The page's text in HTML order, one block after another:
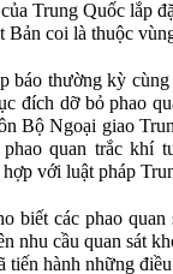
Trung Quốc lắp
Bản coi là thuộc
báo thường kỳ
đích dỡ bỏ phao
Bộ Ngoại giao
quan trắc khí
với luật pháp
biết các phao
nhu cầu quan sát
tiến hành những